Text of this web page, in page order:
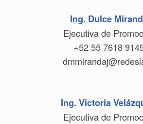
Ing. Dulce
Ejecutiva de
+52 55 7618
Ing. Victoria
Ejecutiva de